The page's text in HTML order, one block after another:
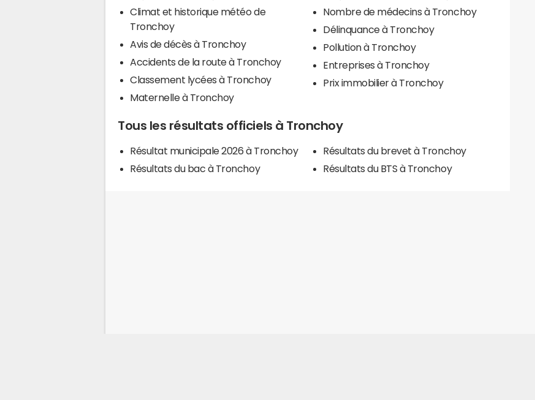
Climat et historique météo de
Tronchoy
Avis de décès à Tronchoy
Accidents de la route à Tronchoy
Classement lycées à Tronchoy
Maternelle à Tronchoy
Nombre de médecins à Tronchoy
Délinquance à Tronchoy
Pollution à Tronchoy
Entreprises à Tronchoy
Prix immobilier à Tronchoy
Tous les résultats officiels à Tronchoy
Résultat municipale 2026 à Tronchoy
Résultats du bac à Tronchoy
Résultats du brevet à Tronchoy
Résultats du BTS à Tronchoy